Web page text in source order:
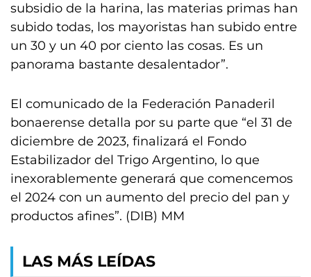
subsidio de la harina, las materias primas han
subido todas, los mayoristas han subido entre
un 30 y un 40 por ciento las cosas. Es un
panorama bastante desalentador”.
El comunicado de la Federación Panaderil
bonaerense detalla por su parte que “el 31 de
diciembre de 2023, finalizará el Fondo
Estabilizador del Trigo Argentino, lo que
inexorablemente generará que comencemos
el 2024 con un aumento del precio del pan y
productos afines”. (DIB) MM
LAS MÁS LEÍDAS